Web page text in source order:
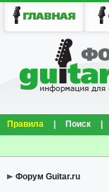
Правила Поиск
Форум Guitar.ru